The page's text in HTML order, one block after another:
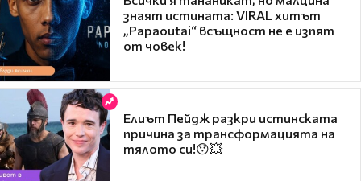
знаят истината: VIRAL хитът
„Papaoutai“ всъщност не е изпят
от човек!
Елиът Пейдж разкри истинската
причина за трансформацията на
тялото си!😯💥